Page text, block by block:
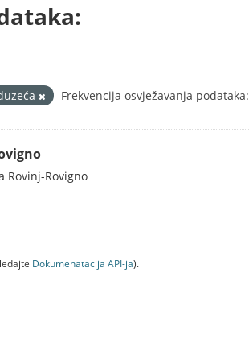
Frekvencija osvježavanja podataka:
Rovinj-Rovigno
Dokumenаtаcijа API-jа).